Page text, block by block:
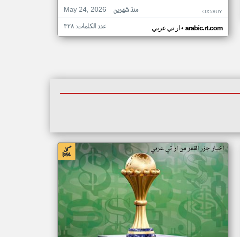
May 24, 2026
منذ شهرين OX58UY
ار تي عربي• arabic.rt.com عدد الكلمات: ٣٢٨
اخبار جزر القمر من ار تي عربي